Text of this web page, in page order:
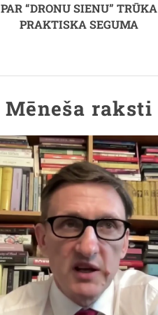
PAR “DRONU SIENU” TRŪKA
PRAKTISKA SEGUMA
Mēneša raksti